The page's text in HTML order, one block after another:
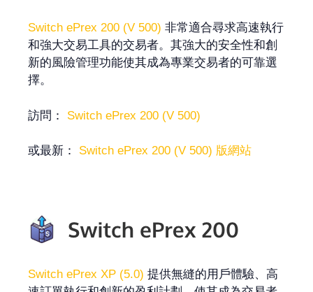
Switch ePrex 200 (V 500) 非常適合尋求高速執行
和強大交易工具的交易者。其強大的安全性和創
新的風險管理功能使其成為專業交易者的可靠選
擇。
訪問： Switch ePrex 200 (V 500)
或最新： Switch ePrex 200 (V 500) 版網站
Switch ePrex XP (5.0) 提供無縫的用戶體驗、高